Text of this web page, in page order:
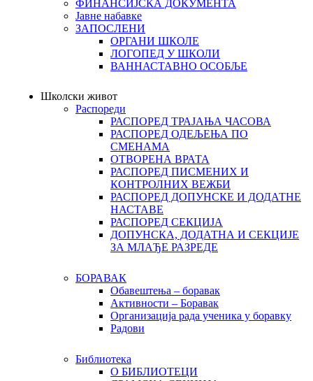
ФИНАНСИЈСКА ДОКУМЕНТА
Јавне набавке
ЗАПОСЛЕНИ
ОРГАНИ ШКОЛЕ
ЛОГОПЕД У ШКОЛИ
ВАННАСТАВНО ОСОБЉЕ
Школски живот
Распореди
РАСПОРЕД ТРАЈАЊА ЧАСОВА
РАСПОРЕД ОДЕЉЕЊА ПО
СМЕНАМА
ОТВОРЕНА ВРАТА
РАСПОРЕД ПИСМЕНИХ И
КОНТРОЛНИХ ВЕЖБИ
РАСПОРЕД ДОПУНСКЕ И ДОДАТНЕ
НАСТАВЕ
РАСПОРЕД СЕКЦИЈА
ДОПУНСКА, ДОДАТНА И СЕКЦИЈЕ
ЗА МЛАЂЕ РАЗРЕДЕ
БОРАВАК
Обавештења – боравак
Активности – Боравак
Организација рада ученика у боравку
Радови
Библиотека
О БИБЛИОТЕЦИ